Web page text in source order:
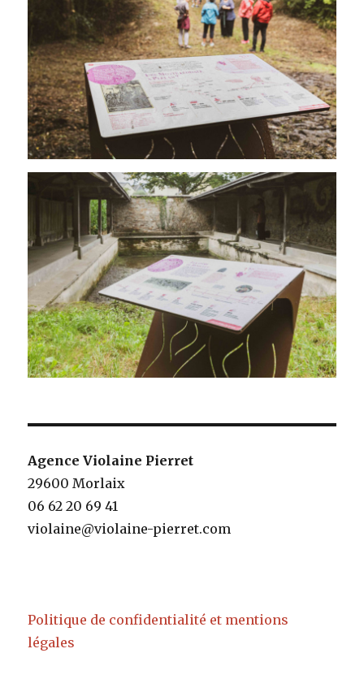
Agence Violaine Pierret
29600 Morlaix
06 62 20 69 41
violaine@violaine-pierret.com
Politique de confidentialité et mentions
légales